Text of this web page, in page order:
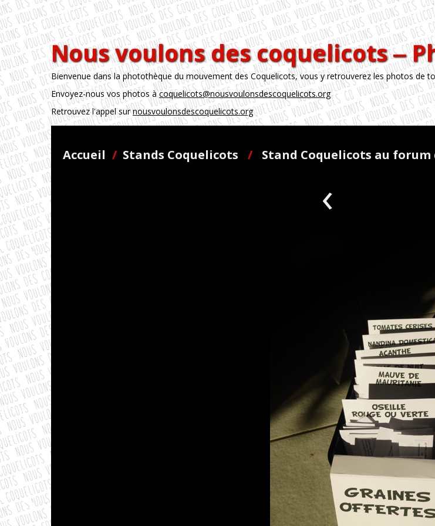
Nous voulons des coquelicots ‒
Bienvenue dans la photothèque du mouvement des Coquelicots, vous y retrouverez les photos de
Envoyez-nous vos photos àcoquelicots@nousvoulonsdescoquelicots.org
Retrouvez l'appel surnousvoulonsdescoquelicots.org
Accueil / Stands Coquelicots / Stand Coquelicots au forum
‹